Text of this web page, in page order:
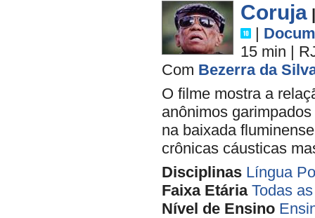
Coruja
|
15 min |
Com Bezerra da
O filme mostra a
anônimos
na baixada
crônicas cáusticas
Disciplinas Língua
Faixa Etária Todas
Nível de Ensino